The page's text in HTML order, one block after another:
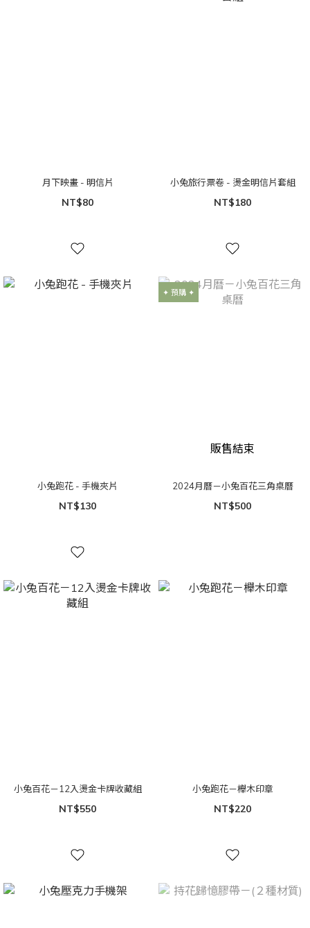
月下映畫 - 明信片
NT$80
小兔旅行票卷 - 燙金明信片套組
NT$180
小兔跑花 - 手機夾片
NT$130
✦ 預購 ✦
販售結束
2024月曆－小兔百花三角桌曆
NT$500
小兔百花－12入燙金卡牌收藏組
NT$550
小兔跑花－櫸木印章
NT$220